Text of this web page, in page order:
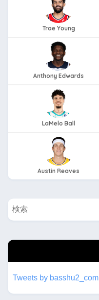
Trae Young
Anthony Edwards
LaMelo Ball
Austin Reaves
Tweets by basshu2_com